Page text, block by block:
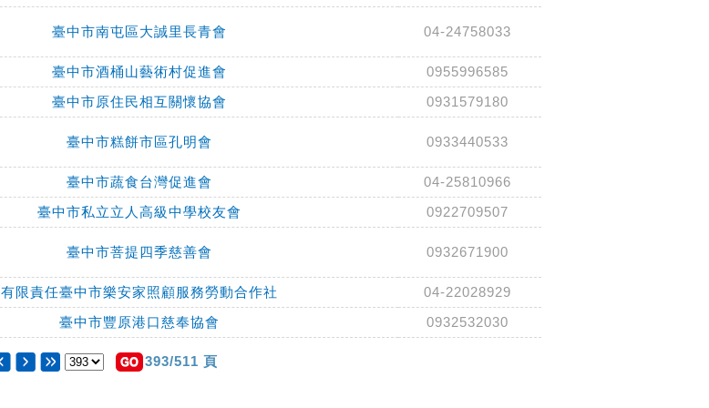
臺中市南屯區大誠里長青會 04-24758033
臺中市酒桶山藝術村促進會
0955996585
臺中市原住民相互關懷協會
0931579180
臺中市糕餅市區孔明會 0933440533
臺中市蔬食台灣促進會
04-25810966
臺中市私立立人高級中學校友會
0922709507
臺中市菩提四季慈善會 0932671900
有限責任臺中市樂安家照顧服務勞動合作社
04-22028929
臺中市豐原港口慈奉協會 0932532030
393/511 頁